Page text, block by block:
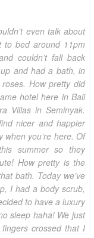
even talk about
to bed around 11pm
couldn’t fall back
and had a bath, in
How pretty did
hotel here in Bali
Villas in Seminyak.
nicer and happier
you’re here. Of
summer so they
How pretty is the
bath. Today we’ve
I had a body scrub,
to have a luxury
sleep haha! We just
crossed that I